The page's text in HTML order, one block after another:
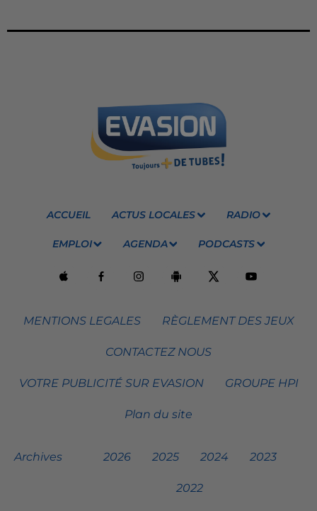
ACCUEIL ACTUS LOCALES RADIO
EMPLOI AGENDA PODCASTS
MENTIONS LEGALES RÈGLEMENT DES JEUX
CONTACTEZ NOUS
VOTRE PUBLICITÉ SUR EVASION GROUPE HPI
Plan du site
Archives 2026 2025 2024 2023
2022